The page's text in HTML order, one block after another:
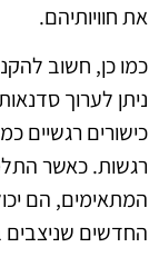
את חוויותיהם.
כמו כן, חשוב
ניתן לערוך
כישורים רגשיים
רגשות. כאשר
המתאימים, הם
החדשים שניצבים